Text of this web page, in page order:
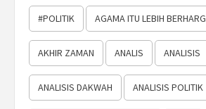
#POLITIK AGAMA ITU LEBIH
AKHIR ZAMAN ANALIS ANALISIS
ANALISIS DAKWAH ANALISIS POLITIK